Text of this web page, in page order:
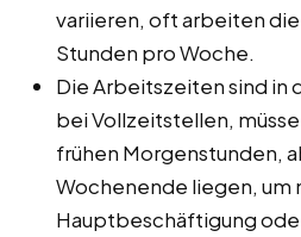
variieren, oft arbeiten
Stunden pro Woche.
Die Arbeitszeiten sind in
bei Vollzeitstellen,
frühen Morgenstunden,
Wochenende liegen, um
Hauptbeschäftigung